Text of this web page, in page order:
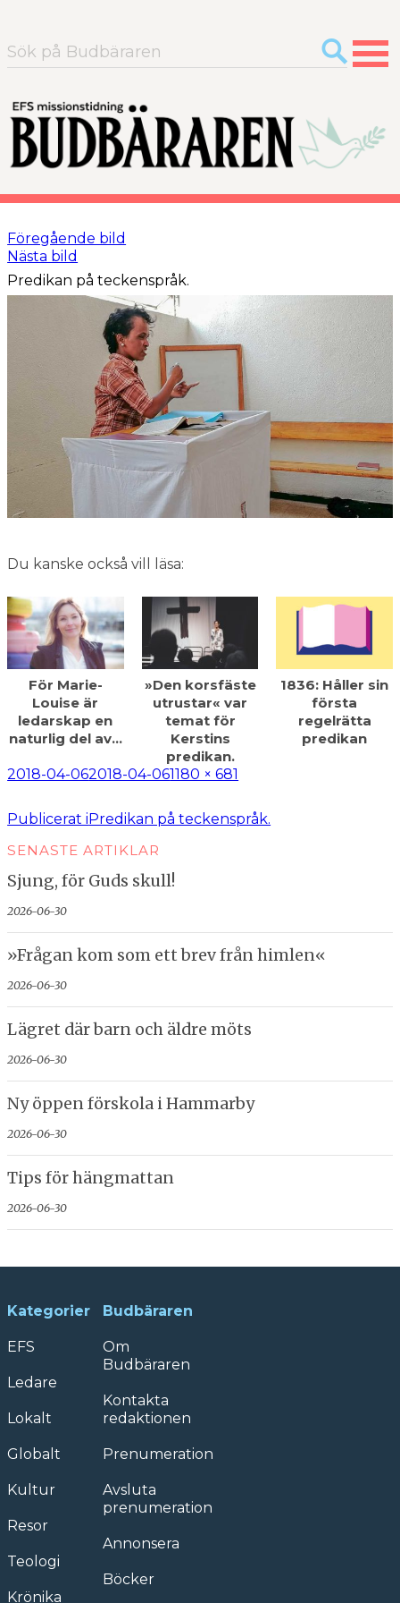
Sök
efter:
Föregående bild
Nästa bild
Predikan på teckenspråk.
Du kanske också vill läsa:
För Marie-
Louise är
ledarskap en
naturlig del av…
»Den korsfäste
utrustar« var
temat för
Kerstins
predikan.
1836: Håller sin
första
regelrätta
predikan
Postat
2018-04-062018-04-06Full
1180 × 681
Inläggsnavigering
Publicerat iPredikan på teckenspråk.
SENASTE ARTIKLAR
Sjung, för Guds skull!
2026-06-30
»Frågan kom som ett brev från himlen«
2026-06-30
Lägret där barn och äldre möts
2026-06-30
Ny öppen förskola i Hammarby
2026-06-30
Tips för hängmattan
2026-06-30
Kategorier
EFS
Ledare
Lokalt
Globalt
Kultur
Resor
Teologi
Krönika
Budbäraren
Om
Budbäraren
Kontakta
redaktionen
Prenumeration
Avsluta
prenumeration
Annonsera
Böcker